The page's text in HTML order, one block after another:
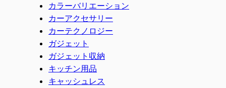
カラーバリエーション
カーアクセサリー
カーテクノロジー
ガジェット
ガジェット収納
キッチン用品
キャッシュレス